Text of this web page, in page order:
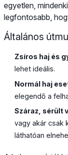
egyetlen,
legfontosabb,
Általános
Zsíros haj és
lehet ideális.
Normál haj
elegendő a
Száraz, sérült
vagy akár csak
láthatóan